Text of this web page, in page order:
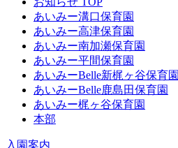
あいみー溝口保育園
あいみー高津保育園
あいみー南加瀬保育園
あいみー平間保育園
あいみーBelle新梶ヶ谷保育園
あいみーBelle鹿島田保育園
あいみー梶ヶ谷保育園
本部
入園案内